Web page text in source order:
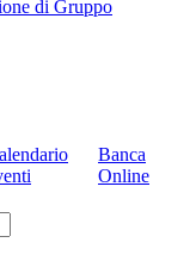
di Gruppo
Banca
Online